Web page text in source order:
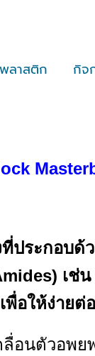
ลาสติก กิจ
ระกอบด้
เช่
อให้ง่ายต่
อนตัวอพ